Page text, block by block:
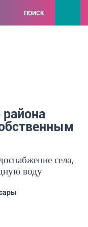
ПОИСК
села,
воду